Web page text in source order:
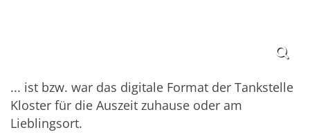
... ist bzw. war das digitale Format der Tankstelle
Kloster für die Auszeit zuhause oder am
Lieblingsort.